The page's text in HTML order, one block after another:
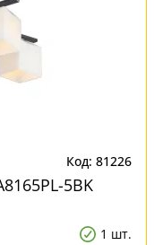
Код: 81226
5BK
1 шт.